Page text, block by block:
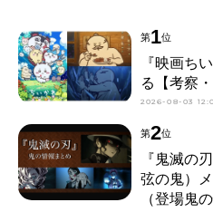
第1位
『映画ち
る【考察
2026-08-03
第2位
『鬼滅の
弦の鬼）
（登場鬼